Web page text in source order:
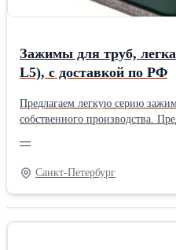
Зажимы для труб,
L5), с доставкой по РФ
Предлагаем легкую серию
собственного производства.
к плоским и угловым опорам.
взаимозаменяемы, обеспечивают
диаметры труб (мм / дюймы / газовые): - Группа 0: 6
(1/4") / 8 мм (5/16") / 9,5 мм (3/
- Группа 2: 12,7 мм (1/2") /
—
Санкт-Петербург